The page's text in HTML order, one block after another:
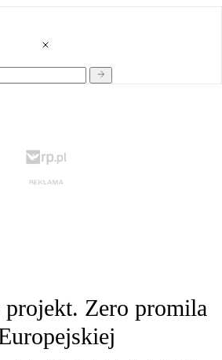
Zero promila